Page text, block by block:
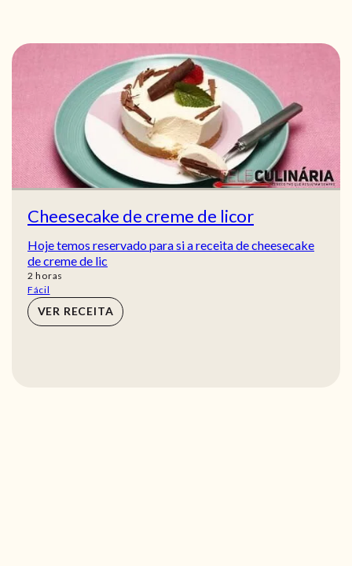
Cheesecake de creme de licor
Hoje temos reservado para si a receita de cheesecake
de creme de lic
2 horas
horas
Fácil
VER RECEITA